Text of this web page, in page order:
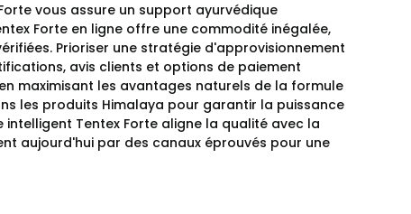
vous assure un support ayurvédique
Forte en ligne offre une commodité inégalée,
Prioriser une stratégie d'approvisionnement
avis clients et options de paiement
maximisant les avantages naturels de la formule
les produits Himalaya pour garantir la puissance
Tentex Forte aligne la qualité avec la
aujourd'hui par des canaux éprouvés pour une